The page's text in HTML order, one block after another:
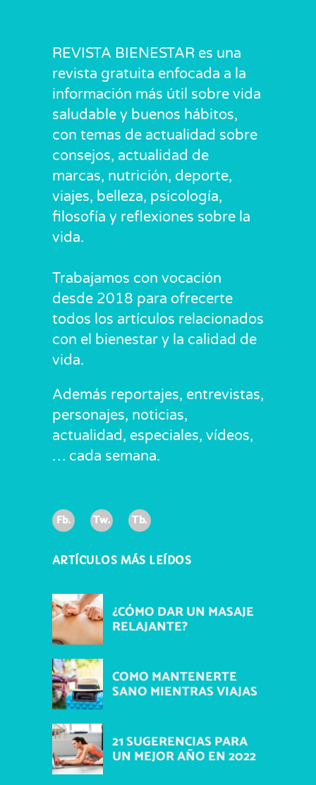
REVISTA BIENESTAR es una
revista gratuita enfocada a la
información más útil sobre vida
saludable y buenos hábitos,
con temas de actualidad sobre
consejos, actualidad de
marcas, nutrición, deporte,
viajes, belleza, psicología,
filosofía y reflexiones sobre la
vida.
Trabajamos con vocación
desde 2018 para ofrecerte
todos los artículos relacionados
con el bienestar y la calidad de
vida.
Además reportajes, entrevistas,
personajes, noticias,
actualidad, especiales, vídeos,
… cada semana.
Fb. Tw. Tb.
ARTÍCULOS MÁS LEÍDOS
¿CÓMO DAR UN MASAJE
RELAJANTE?
COMO MANTENERTE
SANO MIENTRAS VIAJAS
21 SUGERENCIAS PARA
UN MEJOR AÑO EN 2022